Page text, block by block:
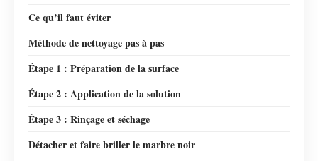
Ce qu’il faut éviter
Méthode de nettoyage pas à pas
Étape 1 : Préparation de la surface
Étape 2 : Application de la solution
Étape 3 : Rinçage et séchage
Détacher et faire briller le marbre noir